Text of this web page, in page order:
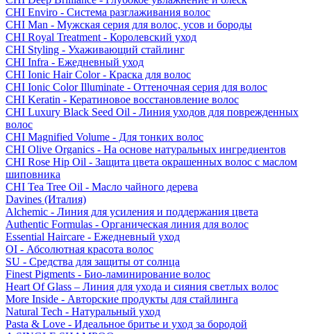
CHI Enviro - Система разглаживания волос
CHI Man - Мужская серия для волос, усов и бороды
CHI Royal Treatment - Королевский уход
CHI Styling - Ухаживающий стайлинг
CHI Infra - Ежедневный уход
CHI Ionic Hair Color - Краска для волос
CHI Ionic Color Illuminate - Оттеночная серия для волос
CHI Keratin - Кератиновое восстановление волос
CHI Luxury Black Seed Oil - Линия уходов для поврежденных
волос
CHI Magnified Volume - Для тонких волос
CHI Olive Organics - На основе натуральных ингредиентов
CHI Rose Hip Oil - Защита цвета окрашенных волос с маслом
шиповника
CHI Tea Tree Oil - Масло чайного дерева
Davines (Италия)
Alchemic - Линия для усиления и поддержания цвета
Authentic Formulas - Органическая линия для волос
Essential Haircare - Eжедневный уход
OI - Абсолютная красота волос
SU - Средства для защиты от солнца
Finest Pigments - Био-ламинирование волос
Heart Of Glass – Линия для ухода и сияния светлых волос
More Inside - Авторские продукты для стайлинга
Natural Tech - Натуральный уход
Pasta & Love - Идеальное бритье и уход за бородой